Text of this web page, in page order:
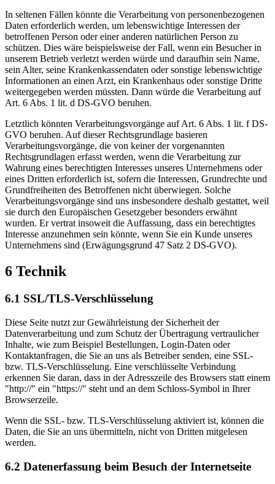
In seltenen Fällen könnte die Verarbeitung von personenbezogenen
Daten erforderlich werden, um lebenswichtige Interessen der
betroffenen Person oder einer anderen natürlichen Person zu
schützen. Dies wäre beispielsweise der Fall, wenn ein Besucher in
unserem Betrieb verletzt werden würde und daraufhin sein Name,
sein Alter, seine Krankenkassendaten oder sonstige lebenswichtige
Informationen an einen Arzt, ein Krankenhaus oder sonstige Dritte
weitergegeben werden müssten. Dann würde die Verarbeitung auf
Art. 6 Abs. 1 lit. d DS-GVO beruhen.
Letztlich könnten Verarbeitungsvorgänge auf Art. 6 Abs. 1 lit. f DS-
GVO beruhen. Auf dieser Rechtsgrundlage basieren
Verarbeitungsvorgänge, die von keiner der vorgenannten
Rechtsgrundlagen erfasst werden, wenn die Verarbeitung zur
Wahrung eines berechtigten Interesses unseres Unternehmens oder
eines Dritten erforderlich ist, sofern die Interessen, Grundrechte und
Grundfreiheiten des Betroffenen nicht überwiegen. Solche
Verarbeitungsvorgänge sind uns insbesondere deshalb gestattet, weil
sie durch den Europäischen Gesetzgeber besonders erwähnt
wurden. Er vertrat insoweit die Auffassung, dass ein berechtigtes
Interesse anzunehmen sein könnte, wenn Sie ein Kunde unseres
Unternehmens sind (Erwägungsgrund 47 Satz 2 DS-GVO).
6 Technik
6.1 SSL/TLS-Verschlüsselung
Diese Seite nutzt zur Gewährleistung der Sicherheit der
Datenverarbeitung und zum Schutz der Übertragung vertraulicher
Inhalte, wie zum Beispiel Bestellungen, Login-Daten oder
Kontaktanfragen, die Sie an uns als Betreiber senden, eine SSL-
bzw. TLS-Verschlüsselung. Eine verschlüsselte Verbindung
erkennen Sie daran, dass in der Adresszeile des Browsers statt einem
"http://" ein "https://" steht und an dem Schloss-Symbol in Ihrer
Browserzeile.
Wenn die SSL- bzw. TLS-Verschlüsselung aktiviert ist, können die
Daten, die Sie an uns übermitteln, nicht von Dritten mitgelesen
werden.
6.2 Datenerfassung beim Besuch der Internetseite